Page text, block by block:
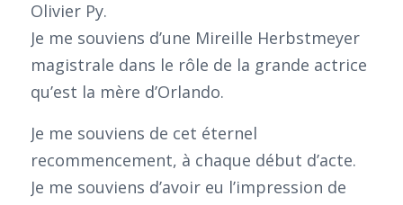
Olivier Py.
Je me souviens d’une Mireille Herbstmeyer
magistrale dans le rôle de la grande actrice
qu’est la mère d’Orlando.
Je me souviens de cet éternel
recommencement, à chaque début d’acte.
Je me souviens d’avoir eu l’impression de